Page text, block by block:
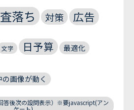
落ち 対策 広告
文字 日予算 最適化
画像が動く
答後次の設問表示）※要javascript(アン